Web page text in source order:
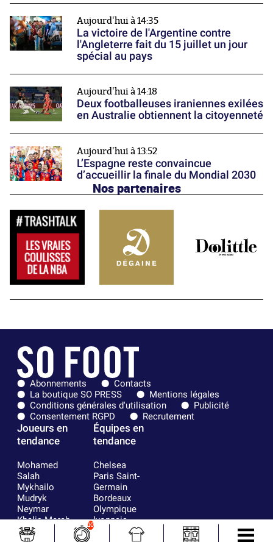
Aujourd'hui à 14:35
La victoire de l'Argentine contre
l'Angleterre fait du 15 juillet un jour
spécial au pays
Aujourd'hui à 14:18
Deux footballeuses iraniennes exilées
en Australie obtiennent la citoyenneté
Aujourd'hui à 13:52
L’Espagne reste convaincue
d’accueillir la finale du Mondial 2030
Nos partenaires
Abonnements
Contacts
La boutique SO PRESS
Mentions légales
Conditions générales d'utilisation
Publicité
Consentement RGPD
Recrutement
Joueurs en
tendance
Mohamed
Salah
Mykhailo
Mudryk
Neymar
Khalis Merah
Loïs Openda
Équipes en
tendance
Chelsea
Paris Saint-
Germain
Bordeaux
Olympique
lyonnais
FIFA
10